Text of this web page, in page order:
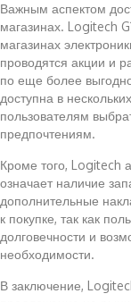
Важным аспектом
магазинах. Logitech
магазинах
проводятся акции и
по еще более
доступна в
пользователям
предпочтениям.
Кроме того, Logitech
означает наличие
дополнительные
к покупке, так как
долговечности и
необходимости.
В заключение,